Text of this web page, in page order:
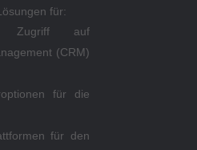
für:
Zugriff auf
(CRM)
für die
für den